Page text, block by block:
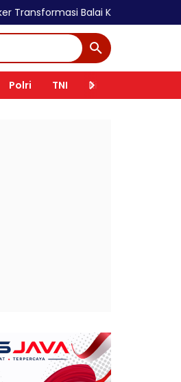
Balai K3 Jadi Garda Terdepan
Polri TNI Kilas Tokoh